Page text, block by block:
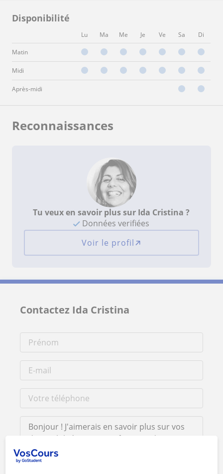
Disponibilité
Lu Ma Me Je Ve Sa Di
Matin
Midi
Après-midi
Reconnaissances
Tu veux en savoir plus sur Ida Cristina ?
Données verifiées
Voir le profil
Contactez Ida Cristina